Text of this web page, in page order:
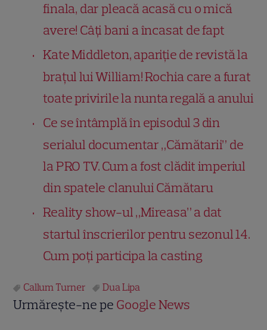
finala, dar pleacă acasă cu o mică
avere! Câți bani a încasat de fapt
Kate Middleton, apariție de revistă la
brațul lui William! Rochia care a furat
toate privirile la nunta regală a anului
Ce se întâmplă în episodul 3 din
serialul documentar „Cămătarii” de
la PRO TV. Cum a fost clădit imperiul
din spatele clanului Cămătaru
Reality show-ul „Mireasa” a dat
startul înscrierilor pentru sezonul 14.
Cum poți participa la casting
Callum Turner Dua Lipa
Urmărește-ne pe Google News